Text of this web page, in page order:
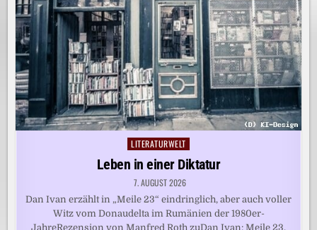
Posted
in
LITERATURWELT
Leben in einer Diktatur
7. AUGUST 2026
Dan Ivan erzählt in „Meile 23“ eindringlich, aber auch voller
Witz vom Donaudelta im Rumänien der 1980er-
JahreRezension von Manfred Roth zuDan Ivan: Meile 23.